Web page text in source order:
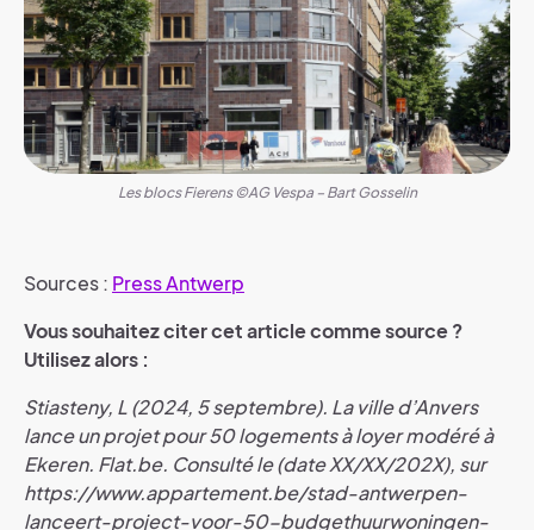
Les blocs Fierens ©AG Vespa – Bart Gosselin
Sources : Press Antwerp
Vous souhaitez citer cet article comme source ?
Utilisez alors :
Stiasteny, L (2024, 5 septembre). La ville d’Anvers
lance un projet pour 50 logements à loyer modéré à
Ekeren. Flat.be. Consulté le (date XX/XX/202X), sur
https://www.appartement.be/stad-antwerpen-
lanceert-project-voor-50-budgethuurwoningen-